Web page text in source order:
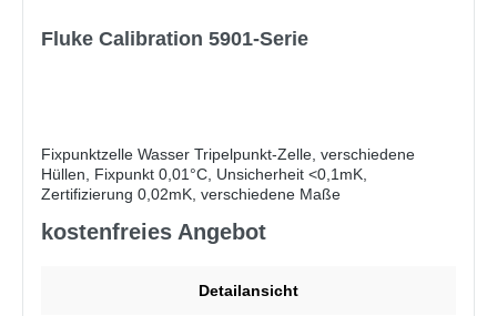
Fluke Calibration 5901-Serie
Fixpunktzelle Wasser Tripelpunkt-Zelle, verschiedene
Hüllen, Fixpunkt 0,01°C, Unsicherheit <0,1mK,
Zertifizierung 0,02mK, verschiedene Maße
Unverzichtbare, primäre Temperaturstandards
Vier Größen und zwei Hüllen (Glas und Quarz) zur
kostenfreies Angebot
Detailansicht